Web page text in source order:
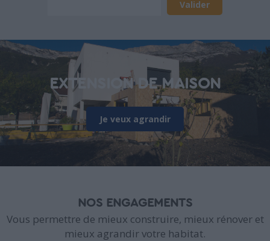
EXTENSION DE MAISON
Je veux agrandir
NOS ENGAGEMENTS
Vous permettre de mieux construire, mieux rénover et
mieux agrandir votre habitat.